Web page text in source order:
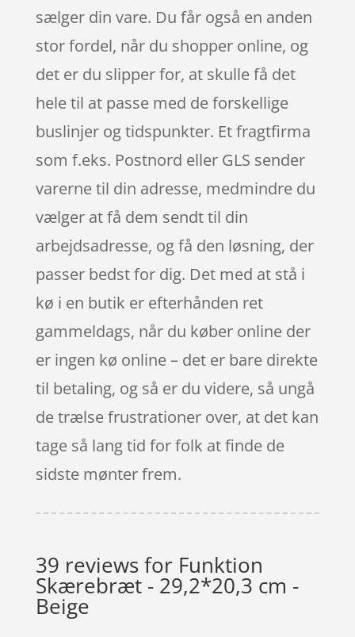
sælger din vare. Du får også en anden
stor fordel, når du shopper online, og
det er du slipper for, at skulle få det
hele til at passe med de forskellige
buslinjer og tidspunkter. Et fragtfirma
som f.eks. Postnord eller GLS sender
varerne til din adresse, medmindre du
vælger at få dem sendt til din
arbejdsadresse, og få den løsning, der
passer bedst for dig. Det med at stå i
kø i en butik er efterhånden ret
gammeldags, når du køber online der
er ingen kø online – det er bare direkte
til betaling, og så er du videre, så ungå
de trælse frustrationer over, at det kan
tage så lang tid for folk at finde de
sidste mønter frem.
39 reviews for Funktion
Skærebræt - 29,2*20,3 cm -
Beige